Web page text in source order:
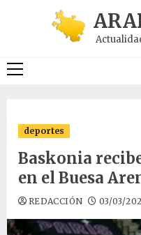
Menú
deportes
Baskonia
en el Buesa
REDACCIÓN 03/03/